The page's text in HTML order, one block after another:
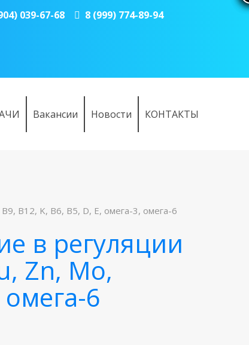
039-67-68 8 (999) 774-89-94
Вакансии Новости КОНТАКТЫ
B12, K, B6, B5, D, E, омега-3, омега-6
в регуляции
Zn, Mo,
6